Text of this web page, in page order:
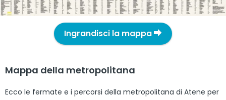
Ingrandisci la mappa
Mappa della metropolitana
Ecco le fermate e i percorsi della metropolitana di Atene per